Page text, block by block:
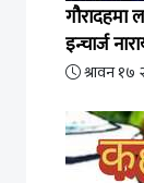
गौरादहमा
इन्चार्ज
श्रावन